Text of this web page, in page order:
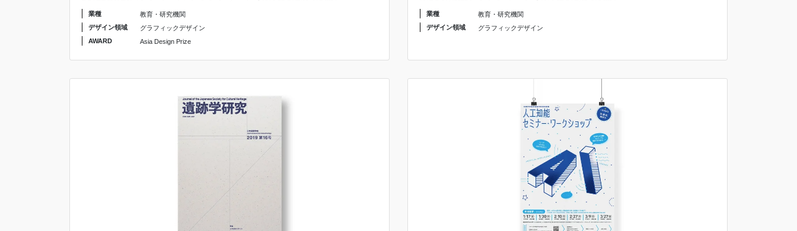
業種
教育・研究機関
デザイン領域
グラフィックデザイン
AWARD
Asia Design Prize
業種
教育・研究機関
デザイン領域
グラフィックデザイン